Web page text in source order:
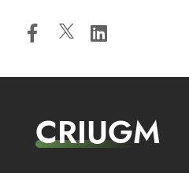
CRIUGM